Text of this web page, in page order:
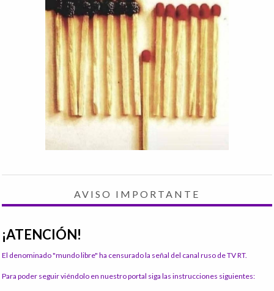
AVISO IMPORTANTE
¡ATENCIÓN!
El denominado "mundo libre" ha censurado la señal del canal ruso de TV RT.
Para poder seguir viéndolo en nuestro portal siga las instrucciones siguientes: